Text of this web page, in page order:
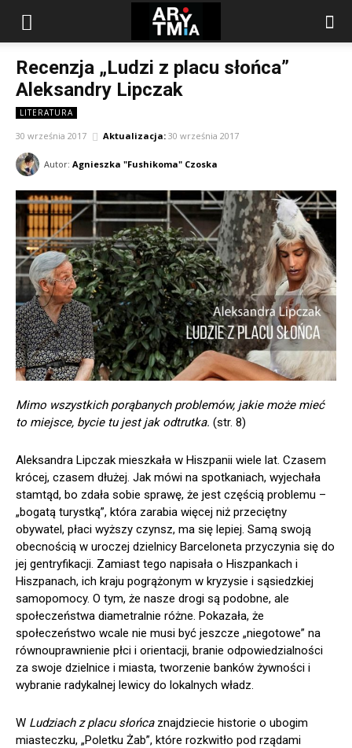
arytmia.eu
Recenzja „Ludzi z placu słońca”
Aleksandry Lipczak
LITERATURA
30 września 2017 Aktualizacja: 30 września 2017
Autor: Agnieszka "Fushikoma" Czoska
Mimo wszystkich porąbanych problemów, jakie może mieć
to miejsce, bycie tu jest jak odtrutka. (str. 8)
Aleksandra Lipczak mieszkała w Hiszpanii wiele lat. Czasem
krócej, czasem dłużej. Jak mówi na spotkaniach, wyjechała
stamtąd, bo zdała sobie sprawę, że jest częścią problemu –
„bogatą turystką”, która zarabia więcej niż przeciętny
obywatel, płaci wyższy czynsz, ma się lepiej. Samą swoją
obecnością w uroczej dzielnicy Barceloneta przyczynia się do
jej gentryfikacji. Zamiast tego napisała o Hiszpankach i
Hiszpanach, ich kraju pogrążonym w kryzysie i sąsiedzkiej
samopomocy. O tym, że nasze drogi są podobne, ale
społeczeństwa diametralnie różne. Pokazała, że
społeczeństwo wcale nie musi być jeszcze „niegotowe” na
równouprawnienie płci i orientacji, branie odpowiedzialności
za swoje dzielnice i miasta, tworzenie banków żywności i
wybranie radykalnej lewicy do lokalnych władz.
W Ludziach z placu słońcaznajdziecie historie o ubogim
miasteczku, „Poletku Żab”, które rozkwitło pod rządami